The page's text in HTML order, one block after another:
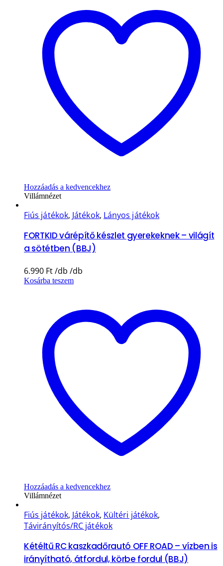
Hozzáadás a kedvencekhez
Villámnézet
Fiús játékok, Játékok, Lányos játékok
FORTKID várépítő készlet gyerekeknek – világít
a sötétben (BBJ)
6.990 Ft
Kosárba teszem
Hozzáadás a kedvencekhez
Villámnézet
Fiús játékok, Játékok, Kültéri játékok,
Távirányítós/RC játékok
Kétéltű RC kaszkadőrautó OFF ROAD – vízben is
irányítható, átfordul, körbe fordul (BBJ)